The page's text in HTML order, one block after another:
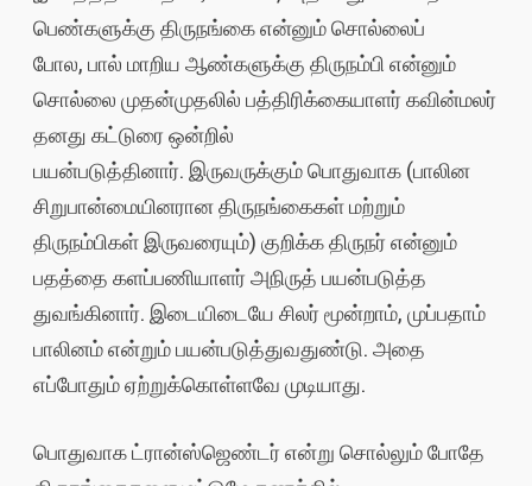
பெண்களுக்கு திருநங்கை என்னும் சொல்லைப்
போல, பால் மாறிய ஆண்களுக்கு திருநம்பி என்னும்
சொல்லை முதன்முதலில் பத்திரிக்கையாளர் கவின்மலர்
தனது கட்டுரை ஒன்றில்
பயன்படுத்தினார். இருவருக்கும் பொதுவாக (பாலின
சிறுபான்மையினரான திருநங்கைகள் மற்றும்
திருநம்பிகள் இருவரையும்) குறிக்க திருநர் என்னும்
பதத்தை களப்பணியாளர் அநிருத் பயன்படுத்த
துவங்கினார். இடையிடையே சிலர் மூன்றாம், முப்பதாம்
பாலினம் என்றும் பயன்படுத்துவதுண்டு. அதை
எப்போதும் ஏற்றுக்கொள்ளவே முடியாது.
பொதுவாக ட்ரான்ஸ்ஜெண்டர் என்று சொல்லும் போதே